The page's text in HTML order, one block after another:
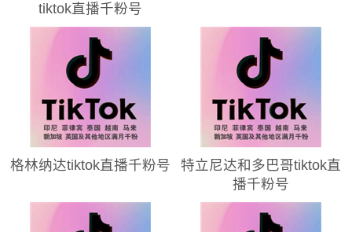
tiktok直播千粉号
格林纳达tiktok直播千粉号
特立尼达和多巴哥tiktok直
播千粉号